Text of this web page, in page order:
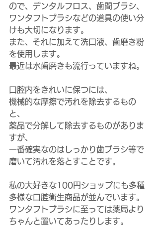
ので、デンタルフロス、歯間ブラシ、
ワンタフトブラシなどの道具の使い分
けも大切になります。
また、それに加えて洗口液、歯磨き粉
を使用します。
最近は水歯磨きも流行っていますね。
口腔内をきれいに保つには、
機械的な摩擦で汚れを除去するもの
と、
薬品で分解して除去するものがありま
すが、
一番確実なのはしっかり歯ブラシ等で
磨いて汚れを落とすことです。
私の大好きな100円ショップにも多種
多様な口腔衛生商品が並んでいます。
ワンタフトブラシに至っては薬局より
ちゃんと置いてあったりします。